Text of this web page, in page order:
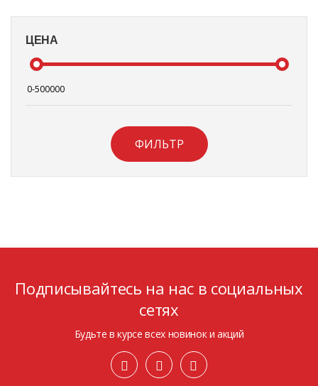
ЦЕНА
ФИЛЬТР
Подписывайтесь на нас в социальных
сетях
Будьте в курсе всех новинок и акций